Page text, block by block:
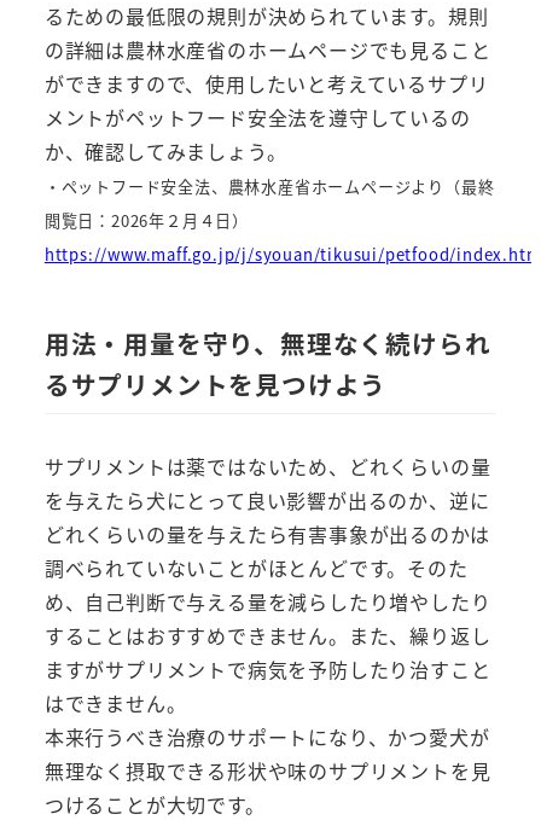
るための最低限の規則が決められています。規則
の詳細は農林水産省のホームページでも見ること
ができますので、使用したいと考えているサプリ
メントがペットフード安全法を遵守しているの
か、確認してみましょう。
・ペットフード安全法、農林水産省ホームページより（最終
閲覧日：2026年２月４日）
https://www.maff.go.jp/j/syouan/tikusui/petfood/
用法・用量を守り、無理なく続けられ
るサプリメントを見つけよう
サプリメントは薬ではないため、どれくらいの量
を与えたら犬にとって良い影響が出るのか、逆に
どれくらいの量を与えたら有害事象が出るのかは
調べられていないことがほとんどです。そのた
め、自己判断で与える量を減らしたり増やしたり
することはおすすめできません。また、繰り返し
ますがサプリメントで病気を予防したり治すこと
はできません。
本来行うべき治療のサポートになり、かつ愛犬が
無理なく摂取できる形状や味のサプリメントを見
つけることが大切です。